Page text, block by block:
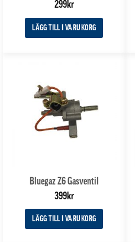
299kr
LÄGG TILL I VARUKORG
Bluegaz Z6 Gasventil
399kr
LÄGG TILL I VARUKORG